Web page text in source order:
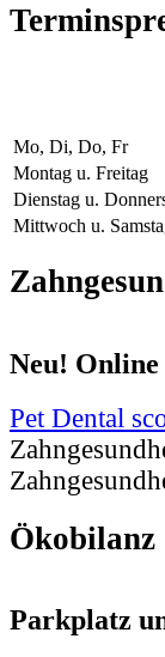
Mo, Di, Do, Fr
Montag u. Freitag
Dienstag u.
Mittwoch u.
Neu! Online
Pet Dental
Parkplatz